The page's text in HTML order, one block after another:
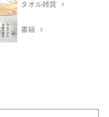
タオル雑貨
書籍